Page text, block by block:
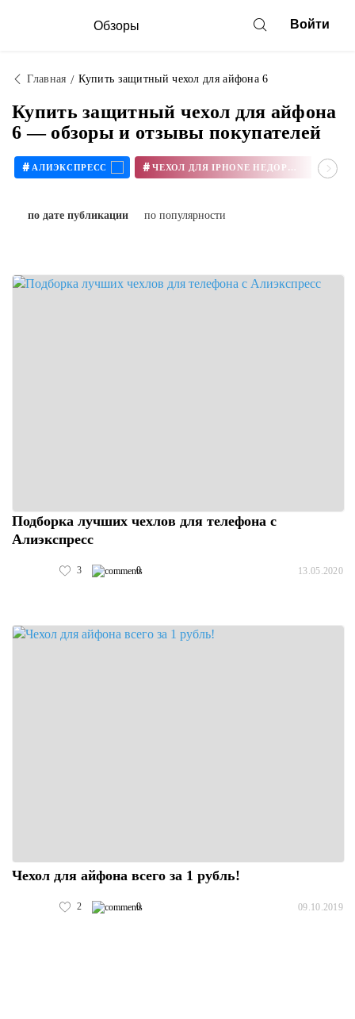
Обзоры Войти
Главная Купить защитный чехол для айфона 6
Купить защитный чехол для айфона
6 — обзоры и отзывы покупателей
# АЛИЭКСПРЕСС # ЧЕХОЛ ДЛЯ IPHONE НЕДОРОГО
по дате публикации по популярности
Подборка лучших чехлов для телефона с
Алиэкспресс
3 0 13.05.2020
Чехол для айфона всего за 1 рубль!
2 0 09.10.2019